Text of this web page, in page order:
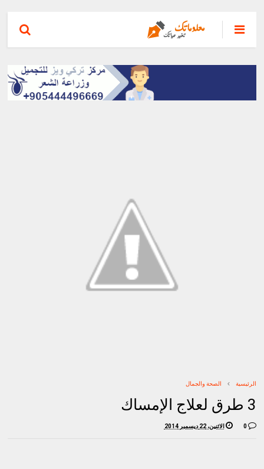
الرئيسية الصحة والجمال
3 طرق لعلاج الإمساك
0 الاثنين، 22 ديسمبر 2014